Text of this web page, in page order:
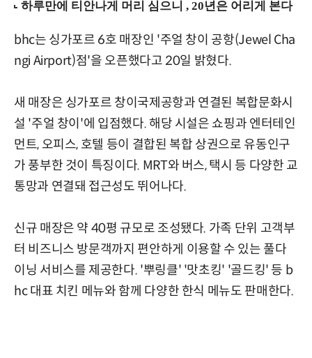
bhc는 싱가포르 6호 매장인 '주얼 창이 공항(Jewel Cha
ngi Airport)점'을 오픈했다고 20일 밝혔다.
새 매장은 싱가포르 창이국제공항과 연결된 복합문화시
설 '주얼 창이'에 입점했다. 해당 시설은 쇼핑과 엔터테인
먼트, 오피스, 호텔 등이 결합된 복합 상권으로 유동인구
가 풍부한 것이 특징이다. MRT와 버스, 택시 등 다양한 교
통망과 연결돼 접근성도 뛰어나다.
신규 매장은 약 40평 규모로 조성됐다. 가족 단위 고객부
터 비즈니스 방문객까지 편안하게 이용할 수 있는 풀다
이닝 서비스를 제공한다. '뿌링클' '맛초킹' '골드킹' 등 b
hc 대표 치킨 메뉴와 함께 다양한 한식 메뉴도 판매한다.